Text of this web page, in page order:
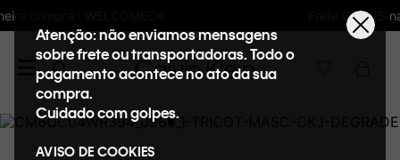
Frete GRÁTIS nas compras acima de R$600
Atenção: não enviamos mensagens
sobre frete ou transportadoras. Todo o
pagamento acontece no ato da sua
compra.
Cuidado com golpes.
AVISO DE COOKIES